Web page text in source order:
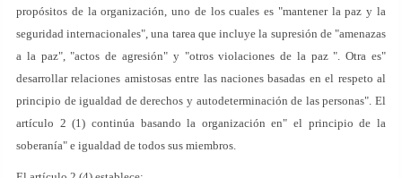
propósitos de la organización, uno de los cuales es "mantener la paz y la
seguridad internacionales", una tarea que incluye la supresión de "amenazas
a la paz", "actos de agresión" y "otros violaciones de la paz ". Otra es"
desarrollar relaciones amistosas entre las naciones basadas en el respeto al
principio de igualdad de derechos y autodeterminación de las personas". El
artículo 2 (1) continúa basando la organización en" el principio de la
soberanía" e igualdad de todos sus miembros.